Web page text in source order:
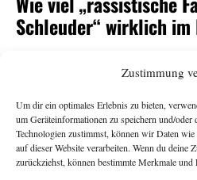
Zustimmung
Um dir ein optimales Erlebnis zu bieten,
um Geräteinformationen zu speichern und/oder
Technologien zustimmst, können wir Daten
auf dieser Website verarbeiten. Wenn du deine
zurückziehst, können bestimmte Merkmale
Schleuder“ wirklich
11. Juni
Exxpress-Herausgeberin Eva
Überraschungskandidat:innen
Generalsposten. Armin Wolf tat
seine Ratlosigkeit über ihre